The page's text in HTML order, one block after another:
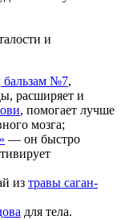
и
бальзам №7,
расширяет и
, помогает лучше
мозга;
— он быстро
из травы саган-
для тела.